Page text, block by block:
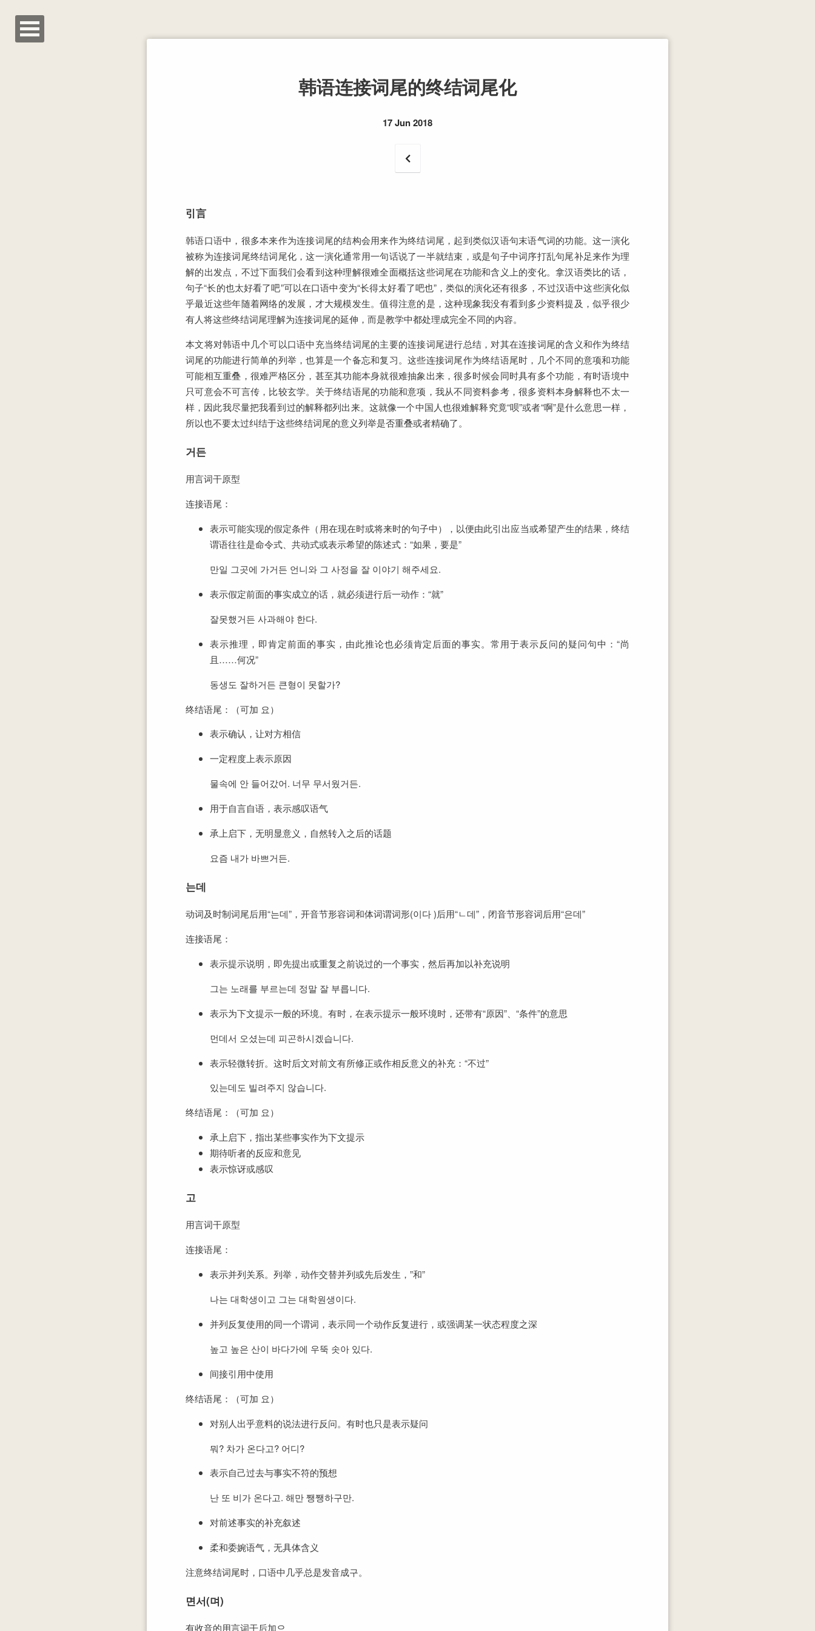
韩语连接词尾的终结词尾化
17 Jun 2018
引言
韩语口语中，很多本来作为连接词尾的结构会用来作为终结词尾，起到类似汉语句末语气词的功能。这一演化
被称为连接词尾终结词尾化，这一演化通常用一句话说了一半就结束，或是句子中词序打乱句尾补足来作为理
解的出发点，不过下面我们会看到这种理解很难全面概括这些词尾在功能和含义上的变化。拿汉语类比的话，
句子“长的也太好看了吧”可以在口语中变为“长得太好看了吧也”，类似的演化还有很多，不过汉语中这些演化似
乎最近这些年随着网络的发展，才大规模发生。值得注意的是，这种现象我没有看到多少资料提及，似乎很少
有人将这些终结词尾理解为连接词尾的延伸，而是教学中都处理成完全不同的内容。
本文将对韩语中几个可以口语中充当终结词尾的主要的连接词尾进行总结，对其在连接词尾的含义和作为终结
词尾的功能进行简单的列举，也算是一个备忘和复习。这些连接词尾作为终结语尾时，几个不同的意项和功能
可能相互重叠，很难严格区分，甚至其功能本身就很难抽象出来，很多时候会同时具有多个功能，有时语境中
只可意会不可言传，比较玄学。关于终结语尾的功能和意项，我从不同资料参考，很多资料本身解释也不太一
样，因此我尽量把我看到过的解释都列出来。这就像一个中国人也很难解释究竟“呗”或者“啊”是什么意思一样，
所以也不要太过纠结于这些终结词尾的意义列举是否重叠或者精确了。
거든
用言词干原型
连接语尾：
表示可能实现的假定条件（用在现在时或将来时的句子中），以便由此引出应当或希望产生的结果，终结
谓语往往是命令式、共动式或表示希望的陈述式：“如果，要是”
만일 그곳에 가거든 언니와 그 사정을 잘 이야기 해주세요.
表示假定前面的事实成立的话，就必须进行后一动作：“就”
잘못했거든 사과해야 한다.
表示推理，即肯定前面的事实，由此推论也必须肯定后面的事实。常用于表示反问的疑问句中：“尚
且……何况”
동생도 잘하거든 큰형이 못할가?
终结语尾：（可加 요）
表示确认，让对方相信
一定程度上表示原因
물속에 안 들어갔어. 너무 무서웠거든.
用于自言自语，表示感叹语气
承上启下，无明显意义，自然转入之后的话题
요즘 내가 바쁘거든.
는데
动词及时制词尾后用“는데”，开音节形容词和体词谓词形(이다 )后用“ㄴ데”，闭音节形容词后用“은데”
连接语尾：
表示提示说明，即先提出或重复之前说过的一个事实，然后再加以补充说明
그는 노래를 부르는데 정말 잘 부릅니다.
表示为下文提示一般的环境。有时，在表示提示一般环境时，还带有“原因”、“条件”的意思
먼데서 오셨는데 피곤하시겠습니다.
表示轻微转折。这时后文对前文有所修正或作相反意义的补充：“不过”
있는데도 빌려주지 않습니다.
终结语尾：（可加 요）
承上启下，指出某些事实作为下文提示
期待听者的反应和意见
表示惊讶或感叹
고
用言词干原型
连接语尾：
表示并列关系。列举，动作交替并列或先后发生，”和”
나는 대학생이고 그는 대학원생이다.
并列反复使用的同一个谓词，表示同一个动作反复进行，或强调某一状态程度之深
높고 높은 산이 바다가에 우뚝 솟아 있다.
间接引用中使用
终结语尾：（可加 요）
对别人出乎意料的说法进行反问。有时也只是表示疑问
뭐? 차가 온다고? 어디?
表示自己过去与事实不符的预想
난 또 비가 온다고. 해만 쨍쨍하구만.
对前述事实的补充叙述
柔和委婉语气，无具体含义
注意终结词尾时，口语中几乎总是发音成구。
면서(며)
有收音的用言词干后加으